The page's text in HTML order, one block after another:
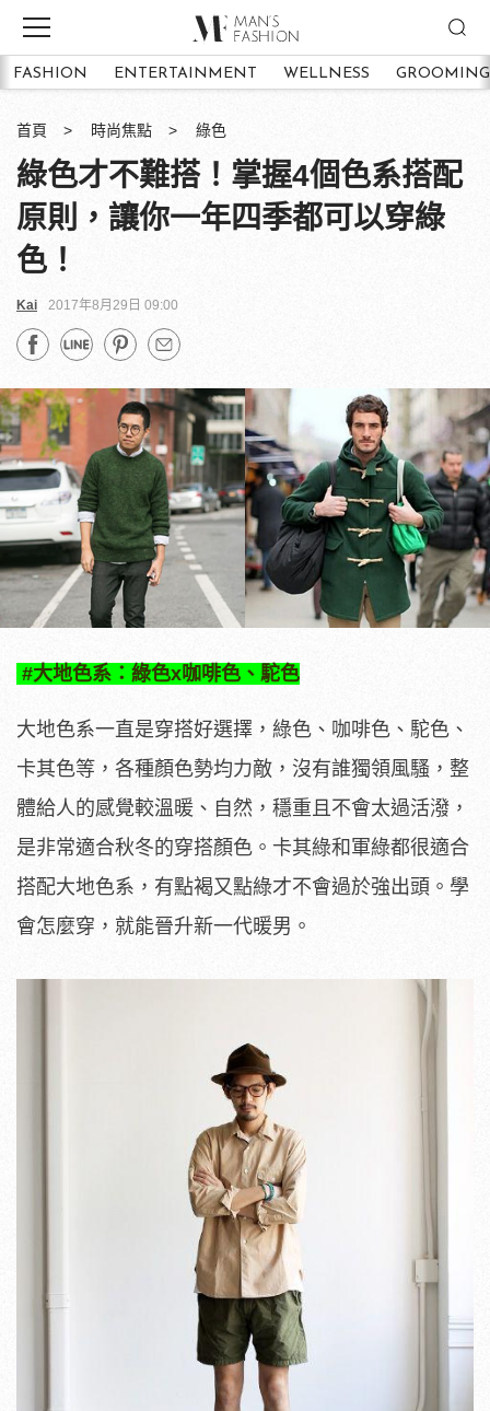
FASHION ENTERTAINMENT WELLNESS GROOMING
首頁 時尚焦點 綠色
綠色才不難搭！掌握4個色系搭配
原則，讓你一年四季都可以穿綠
色！
Kai 2017年8月29日 09:00
#大地色系：綠色x咖啡色、駝色
大地色系一直是穿搭好選擇，綠色、咖啡色、駝色、
卡其色等，各種顏色勢均力敵，沒有誰獨領風騷，整
體給人的感覺較溫暖、自然，穩重且不會太過活潑，
是非常適合秋冬的穿搭顏色。卡其綠和軍綠都很適合
搭配大地色系，有點褐又點綠才不會過於強出頭。學
會怎麼穿，就能晉升新一代暖男。